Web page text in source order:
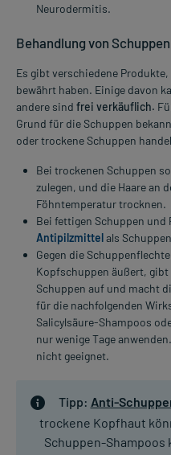
Neurodermitis.
Behandlung von
Es gibt verschiedene
bewährt haben. Einige davon
andere sind frei verkäuflich.
Grund für die Schuppen
oder trockene Schuppen
Bei trockenen Schuppen
zulegen, und die Haare an
Föhntemperatur trocknen.
Bei fettigen Schuppen und
Antipilzmittelals
Gegen die
Kopfschuppen äußert, gibt
Schuppen auf und macht
für die nachfolgenden
Salicylsäure-Shampoos
nur wenige Tage
nicht geeignet.
Tipp: Anti-
trockene Kopfhaut
Schuppen-Shampoos